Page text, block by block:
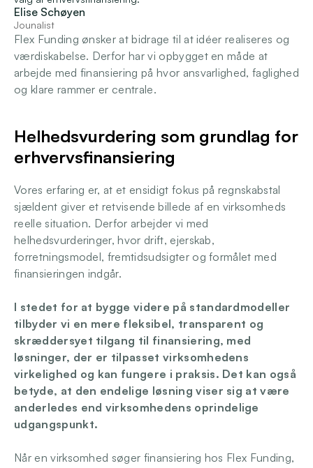
Elise Schøyen
Jounalist
Flex Funding ønsker at bidrage til at idéer realiseres og
værdiskabelse. Derfor har vi opbygget en måde at
arbejde med finansiering på hvor ansvarlighed, faglighed
og klare rammer er centrale.
Helhedsvurdering som grundlag for
erhvervsfinansiering
Vores erfaring er, at et ensidigt fokus på regnskabstal
sjældent giver et retvisende billede af en virksomheds
reelle situation. Derfor arbejder vi med
helhedsvurderinger, hvor drift, ejerskab,
forretningsmodel, fremtidsudsigter og formålet med
finansieringen indgår.
I stedet for at bygge videre på standardmodeller
tilbyder vi en mere fleksibel, transparent og
skræddersyet tilgang til finansiering, med
løsninger, der er tilpasset virksomhedens
virkelighed og kan fungere i praksis. Det kan også
betyde, at den endelige løsning viser sig at være
anderledes end virksomhedens oprindelige
udgangspunkt.
Når en virksomhed søger finansiering hos Flex Funding,